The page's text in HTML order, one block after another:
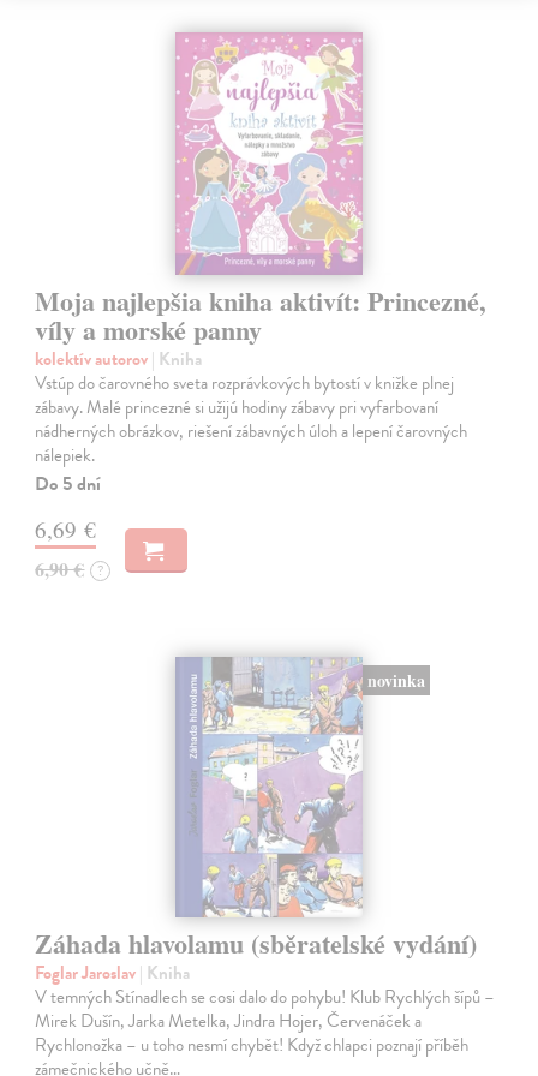
Moja najlepšia kniha aktivít: Princezné,
víly a morské panny
kolektív autorov| Kniha
Vstúp do čarovného sveta rozprávkových bytostí v knižke plnej
zábavy. Malé princezné si užijú hodiny zábavy pri vyfarbovaní
nádherných obrázkov, riešení zábavných úloh a lepení čarovných
nálepiek.
Do 5 dní
6,69 €
6,90 € ?
novinka
Záhada hlavolamu (sběratelské vydání)
Foglar Jaroslav| Kniha
V temných Stínadlech se cosi dalo do pohybu! Klub Rychlých šípů –
Mirek Dušín, Jarka Metelka, Jindra Hojer, Červenáček a
Rychlonožka – u toho nesmí chybět! Když chlapci poznají příběh
zámečnického učně…